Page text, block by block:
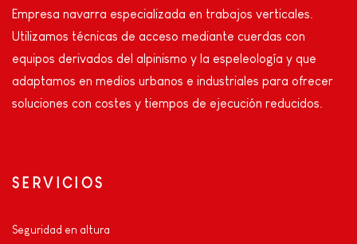
Empresa navarra especializada en trabajos verticales.
Utilizamos técnicas de acceso mediante cuerdas con
equipos derivados del alpinismo y la espeleología y que
adaptamos en medios urbanos e industriales para ofrecer
soluciones con costes y tiempos de ejecución reducidos.
SERVICIOS
Seguridad en altura